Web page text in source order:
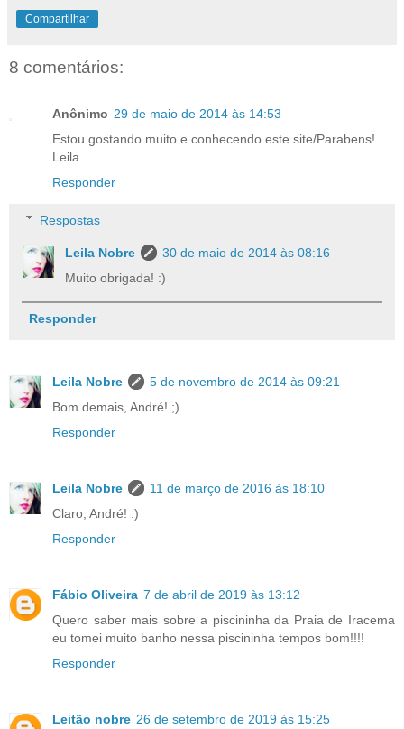
Compartilhar
8 comentários:
Anônimo 29 de maio de 2014 às 14:53
Estou gostando muito e conhecendo este site/Parabens!
Leila
Responder
Respostas
Leila Nobre
30 de maio de 2014 às 08:16
Muito obrigada! :)
Responder
Leila Nobre
5 de novembro de 2014 às 09:21
Bom demais, André! ;)
Responder
Leila Nobre
11 de março de 2016 às 18:10
Claro, André! :)
Responder
Fábio Oliveira 7 de abril de 2019 às 13:12
Quero saber mais sobre a piscininha da Praia de Iracema
eu tomei muito banho nessa piscininha tempos bom!!!!
Responder
Leitão nobre 26 de setembro de 2019 às 15:25